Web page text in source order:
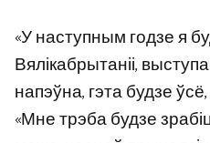
«У наступным годзе я
Вялікабрытаніі,
напэўна, гэта будзе
«Мне трэба будзе